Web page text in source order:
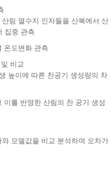
림 열수지 인자들을 산복에서 산
집중 관측
온도변화 관측
비교
높이에 따른 찬공기 생성량의 차
를 반영한 산림의 찬 공기 생성
모델값을 비교 분석하여 오차가